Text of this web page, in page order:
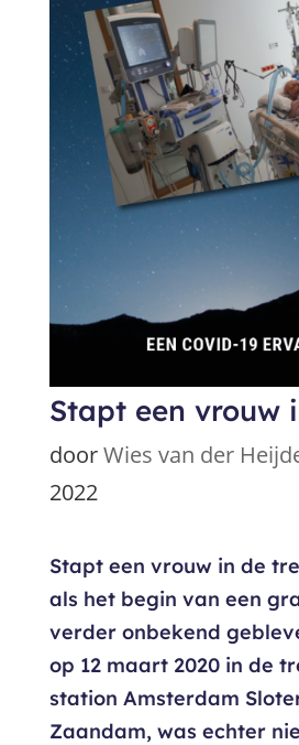
Stapt een vrouw
doorWies van der
2022
Stapt een vrouw in de
als het begin van een
verder onbekend
op 12 maart 2020 in de
station Amsterdam
Zaandam, was echter